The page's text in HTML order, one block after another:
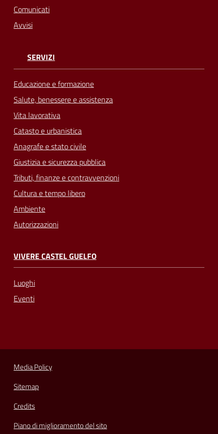
Comunicati
Avvisi
SERVIZI
Educazione e formazione
Salute, benessere e assistenza
Vita lavorativa
Catasto e urbanistica
Anagrafe e stato civile
Giustizia e sicurezza pubblica
Tributi, finanze e contravvenzioni
Cultura e tempo libero
Ambiente
Autorizzazioni
VIVERE CASTEL GUELFO
Luoghi
Eventi
Media Policy
Sitemap
Credits
Piano di miglioramento del sito